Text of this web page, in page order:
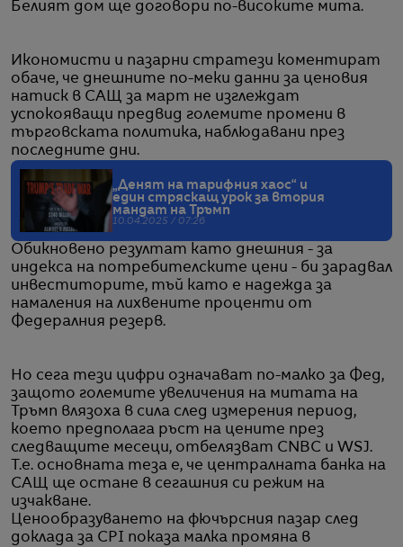
Белият дом ще договори по-високите мита.
Икономисти и пазарни стратези коментират
обаче, че днешните по-меки данни за ценовия
натиск в САЩ за март не изглеждат
успокояващи предвид големите промени в
търговската политика, наблюдавани през
последните дни.
„Денят на тарифния хаос“ и
един стряскащ урок за втория
мандат на Тръмп
10.04.2025 / 07:26
Обикновено резултат като днешния - за
индекса на потребителските цени - би зарадвал
инвеститорите, тъй като е надежда за
намаления на лихвените проценти от
Федералния резерв.
Но сега тези цифри означават по-малко за Фед,
защото големите увеличения на митата на
Тръмп влязоха в сила след измерения период,
което предполага ръст на цените през
следващите месеци, отбелязват CNBC и WSJ.
Т.е. основната теза е, че централната банка на
САЩ ще остане в сегашния си режим на
изчакване.
Ценообразуването на фючърсния пазар след
доклада за CPI показа малка промяна в